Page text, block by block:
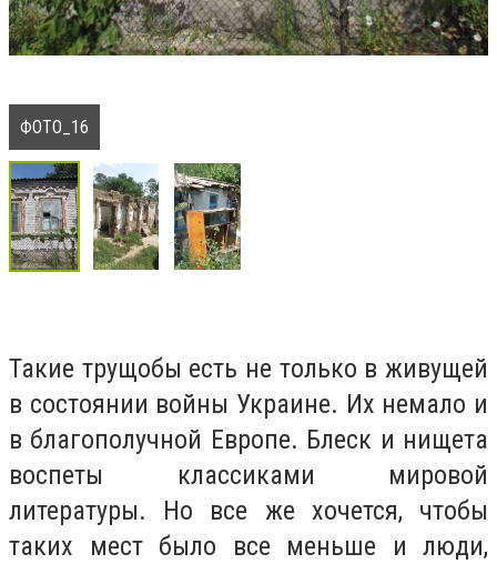
ФОТО_16
Такие трущобы есть не только в живущей
в состоянии войны Украине. Их немало и
в благополучной Европе. Блеск и нищета
воспеты классиками мировой
литературы. Но все же хочется, чтобы
таких мест было все меньше и люди,